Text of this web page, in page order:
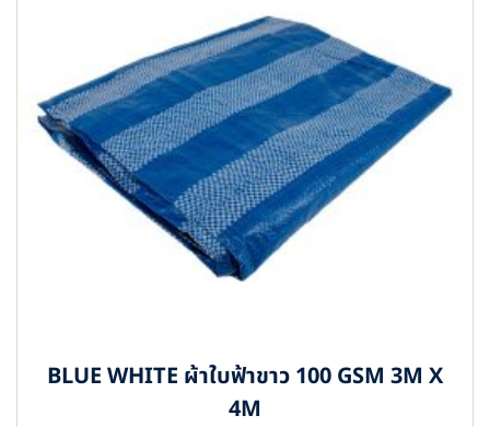
BLUE WHITE ผ้าใบฟ้าขาว 100 GSM 3M X
4M